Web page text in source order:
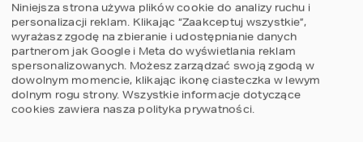
USŁUGI DODATKOWE
Poniedziałek - Piątek: 8:00 - 17:00
Sobota: nieczynne
tel. (+48) 606 228 556
Niniejsza strona używa plików cookie do analizy ruchu i
personalizacji reklam. Klikając “Zaakceptuj wszystkie”,
wyrażasz zgodę na zbieranie i udostępnianie danych
partnerom jak Google i Meta do wyświetlania reklam
spersonalizowanych. Możesz zarządzać swoją zgodą w
dowolnym momencie, klikając ikonę ciasteczka w lewym
dolnym rogu strony. Wszystkie informacje dotyczące
cookies zawiera nasza polityka prywatności.